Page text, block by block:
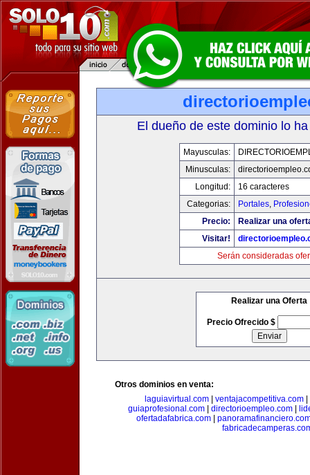
El dueño de este dominio lo
Mayusculas:
Minusculas:
Longitud:
16 caracteres
Categorias:
Portales,
Precio:
Realizar una
Visitar!
Serán consideradas
Realizar una Oferta
Precio Ofrecido $
Otros dominios en venta:
laguiavirtual.com
ventajacompetitiva.com
guiaprofesional.com| directorioempleo.com|
ofertadafabrica.com|